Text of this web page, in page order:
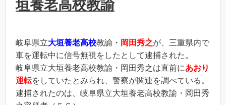
垣養老高校教諭
岐阜県立大垣養老高校教諭・ 岡田秀之が、三重県内で
車を運転中に信号無視をしたとして逮捕された。
岐阜県立大垣養老高校教諭・岡田秀之は直前にあおり
運転をしていたとみられ、警察が関連を調べている。
逮捕されたのは、岐阜県立大垣養老高校教諭・岡田秀